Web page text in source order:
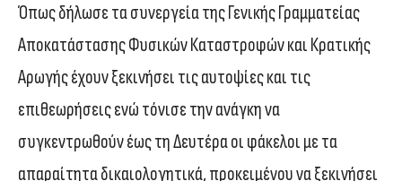
Όπως δήλωσε τα συνεργεία της Γενικής Γραμματείας
Αποκατάστασης Φυσικών Καταστροφών και Κρατικής
Αρωγής έχουν ξεκινήσει τις αυτοψίες και τις
επιθεωρήσεις ενώ τόνισε την ανάγκη να
συγκεντρωθούν έως τη Δευτέρα οι φάκελοι με τα
απαραίτητα δικαιολογητικά, προκειμένου να ξεκινήσει